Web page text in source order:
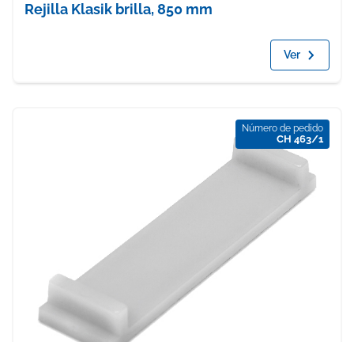
Rejilla Klasik brilla, 850 mm
Ver
Número de pedido
CH 463/1